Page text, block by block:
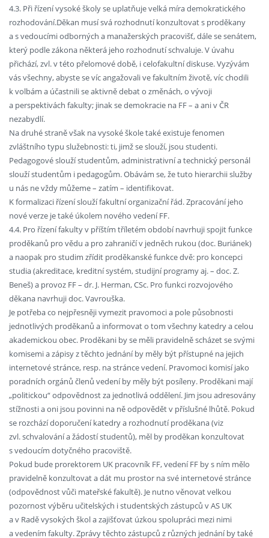
4.3. Při řízení vysoké školy se uplatňuje velká míra demokratického
rozhodování.Děkan musí svá rozhodnutí konzultovat s proděkany
a s vedoucími odborných a manažerských pracovišť, dále se senátem,
který podle zákona některá jeho rozhodnutí schvaluje. V úvahu
přichází, zvl. v této přelomové době, i celofakultní diskuse. Vyzývám
vás všechny, abyste se víc angažovali ve fakultním životě, víc chodili
k volbám a účastnili se aktivně debat o změnách, o vývoji
a perspektivách fakulty; jinak se demokracie na FF – a ani v ČR
nezabydlí.
Na druhé straně však na vysoké škole také existuje fenomen
zvláštního typu služebnosti: ti, jimž se slouží, jsou studenti.
Pedagogové slouží studentům, administrativní a technický personál
slouží studentům i pedagogům. Obávám se, že tuto hierarchii služby
u nás ne vždy můžeme – zatím – identifikovat.
K formalizaci řízení slouží fakultní organizační řád. Zpracování jeho
nové verze je také úkolem nového vedení FF.
4.4. Pro řízení fakulty v příštím tříletém období navrhuji spojit funkce
proděkanů pro vědu a pro zahraničí v jedněch rukou (doc. Buriánek)
a naopak pro studim zřídit proděkanské funkce dvě: pro koncepci
studia (akreditace, kreditní systém, studijní programy aj. – doc. Z.
Beneš) a provoz FF – dr. J. Herman, CSc. Pro funkci rozvojového
děkana navrhuji doc. Vavrouška.
Je potřeba co nejpřesněji vymezit pravomoci a pole působnosti
jednotlivých proděkanů a informovat o tom všechny katedry a celou
akademickou obec. Proděkani by se měli pravidelně scházet se svými
komisemi a zápisy z těchto jednání by měly být přístupné na jejich
internetové stránce, resp. na stránce vedení. Pravomoci komisí jako
poradních orgánů členů vedení by měly být posíleny. Proděkani mají
„politickou“ odpovědnost za jednotlivá oddělení. Jim jsou adresovány
stížnosti a oni jsou povinni na ně odpovědět v příslušné lhůtě. Pokud
se rozchází doporučení katedry a rozhodnutí proděkana (viz
zvl. schvalování a žádostí studentů), měl by proděkan konzultovat
s vedoucím dotyčného pracoviště.
Pokud bude prorektorem UK pracovník FF, vedení FF by s ním mělo
pravidelně konzultovat a dát mu prostor na své internetové stránce
(odpovědnost vůči mateřské fakultě). Je nutno věnovat velkou
pozornost výběru učitelských i studentských zástupců v AS UK
a v Radě vysokých škol a zajišťovat úzkou spolupráci mezi nimi
a vedením fakulty. Zprávy těchto zástupců z různých jednání by také